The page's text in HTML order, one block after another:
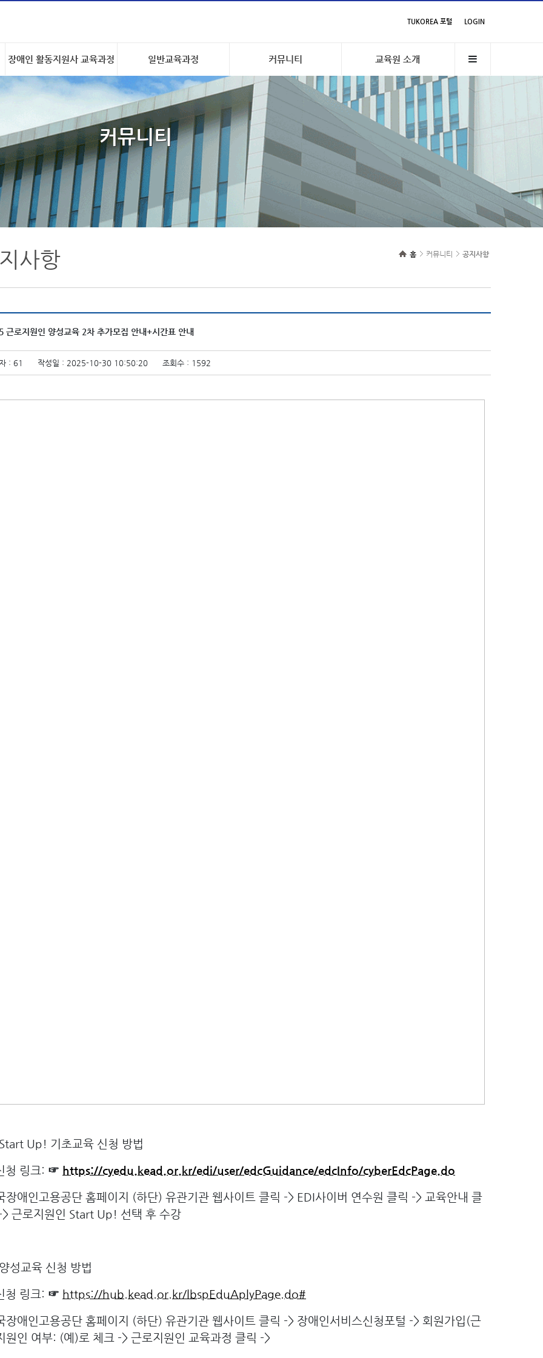
TUKOREA 포털 LOGIN
장애인 활동지원사 교육과정 일반교육과정 커뮤니티 교육원 소개
커뮤니티
사항 홈 커뮤니티 공지사항
근로지원인 양성교육 2차 추가모집 안내+시간표 안내
: 61 작성일 : 2025-10-30 10:50:20 조회수 : 1592
Up! 기초교육 신청 방법
청 링크: ☞ https://cyedu.kead.or.kr/edi/user/edcGuidance/edcInfo/cyberEdcPage.do
장애인고용공단 홈페이지 (하단) 유관기관 웹사이트 클릭 -> EDI사이버 연수원 클릭 -> 교육안내 클
근로지원인 Start Up! 선택 후 수강
성교육 신청 방법
청 링크: ☞ https://hub.kead.or.kr/lbspEduAplyPage.do#
장애인고용공단 홈페이지 (하단) 유관기관 웹사이트 클릭 -> 장애인서비스신청포털 -> 회원가입(근
원인 여부: (예)로 체크 -> 근로지원인 교육과정 클릭 ->